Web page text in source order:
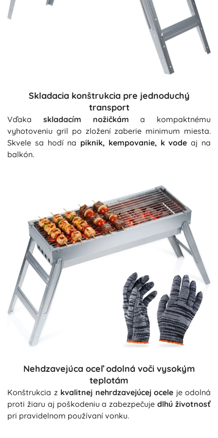
Skladacia konštrukcia pre jednoduchý
transport
Vďaka skladacím nožičkám a kompaktnému
vyhotoveniu gril po zložení zaberie minimum miesta.
Skvele sa hodí na piknik, kempovanie, k vode aj na
balkón.
Nehdzavejúca oceľ odolná voči vysokým
teplotám
Konštrukcia z kvalitnej nehrdzavejúcej ocele je odolná
proti žiaru aj poškodeniu a zabezpečujedlhú životnosť
pri pravidelnom používaní vonku.